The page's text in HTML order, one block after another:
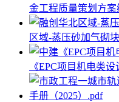
金工程质量策划方案
区域-蒸压砂加气砌
《EPC项目机电类